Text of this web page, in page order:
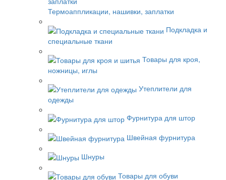
Термоаппликации, нашивки, заплатки
Подкладка и
специальные ткани
Товары для кроя,
ножницы, иглы
Утеплители для
одежды
Фурнитура для штор
Швейная фурнитура
Шнуры
Товары для обуви